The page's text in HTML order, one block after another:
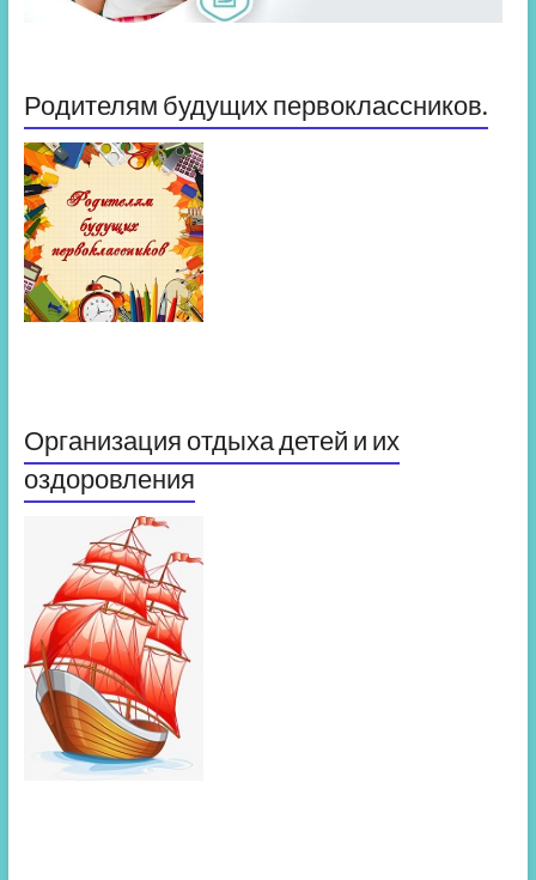
Родителям будущих первоклассников.
Организация отдыха детей и их
оздоровления